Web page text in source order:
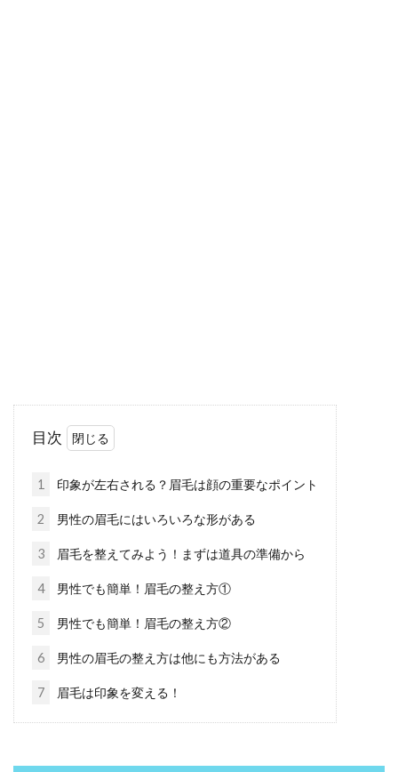
美肌を目指す男性にとって欠かせないのが日頃
のスキンケアですよね。洗顔をはじめとしたお
エラ張り顔を解消しよう！小顔にな
るためのマッサージ方法
エラが張っていると、顔が大きく見えてしまい
ますよね。毎日鏡を見るたびにエラ張りが気に
なり、自分の...
目次
1 印象が左右される？眉毛は顔の重要なポイント
2 男性の眉毛にはいろいろな形がある
3 眉毛を整えてみよう！まずは道具の準備から
4 男性でも簡単！眉毛の整え方①
5 男性でも簡単！眉毛の整え方②
6 男性の眉毛の整え方は他にも方法がある
7 眉毛は印象を変える！